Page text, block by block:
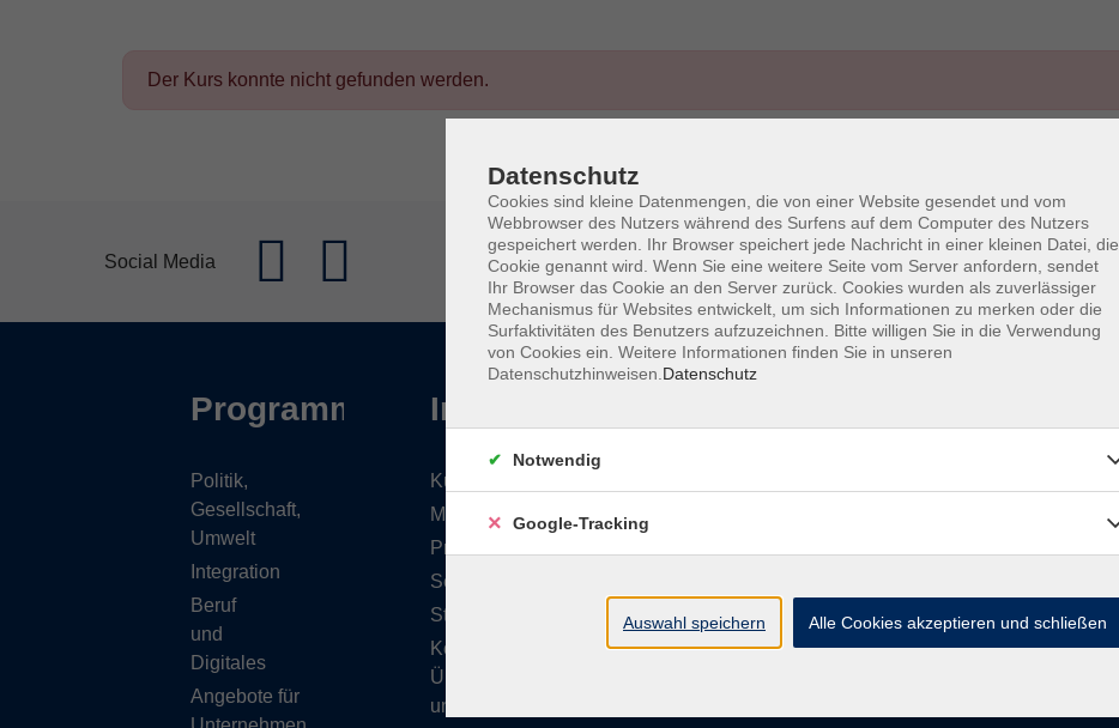
Der Kurs konnte nicht gefunden werden.
Social Media AGB Datenschutzerklärung Barrierefreiheitserklärung
Programm
Politik,
Gesellschaft,
Umwelt
Integration
Beruf
und
Digitales
Angebote für
Inhalte
Kursübersicht
Musikschule
Projekte
Service
Stellenangebote
Kontakt/
Über
uns
Datenschutz
Cookies sind kleine Datenmengen, die von einer Website gesendet und vom
Webbrowser des Nutzers während des Surfens auf dem Computer des Nutzers
gespeichert werden. Ihr Browser speichert jede Nachricht in einer kleinen Datei, die
Cookie genannt wird. Wenn Sie eine weitere Seite vom Server anfordern, sendet
Ihr Browser das Cookie an den Server zurück. Cookies wurden als zuverlässiger
Mechanismus für Websites entwickelt, um sich Informationen zu merken oder die
Surfaktivitäten des Benutzers aufzuzeichnen. Bitte willigen Sie in die Verwendung
von Cookies ein. Weitere Informationen finden Sie in unseren
Datenschutzhinweisen. Datenschutz
Notwendig
Google-Tracking
Auswahl speichern Alle Cookies akzeptieren und schließen